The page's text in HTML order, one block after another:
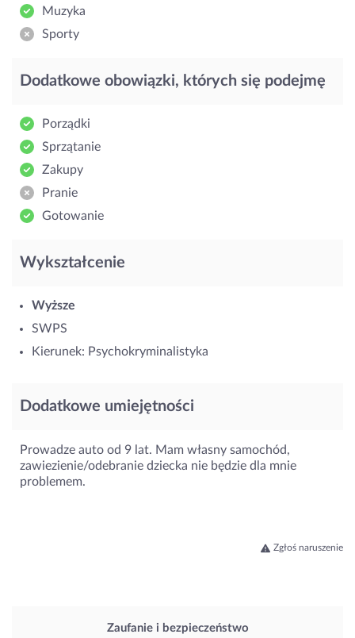
Zaufanie i bezpieczeństwo
Muzyka
Sporty
Dodatkowe obowiązki, których się podejmę
Porządki
Sprzątanie
Zakupy
Pranie
Gotowanie
Wykształcenie
Wyższe
SWPS
Kierunek: Psychokryminalistyka
Dodatkowe umiejętności
Prowadze auto od 9 lat. Mam własny samochód,
zawiezienie/odebranie dziecka nie będzie dla mnie
problemem.
Zgłoś naruszenie